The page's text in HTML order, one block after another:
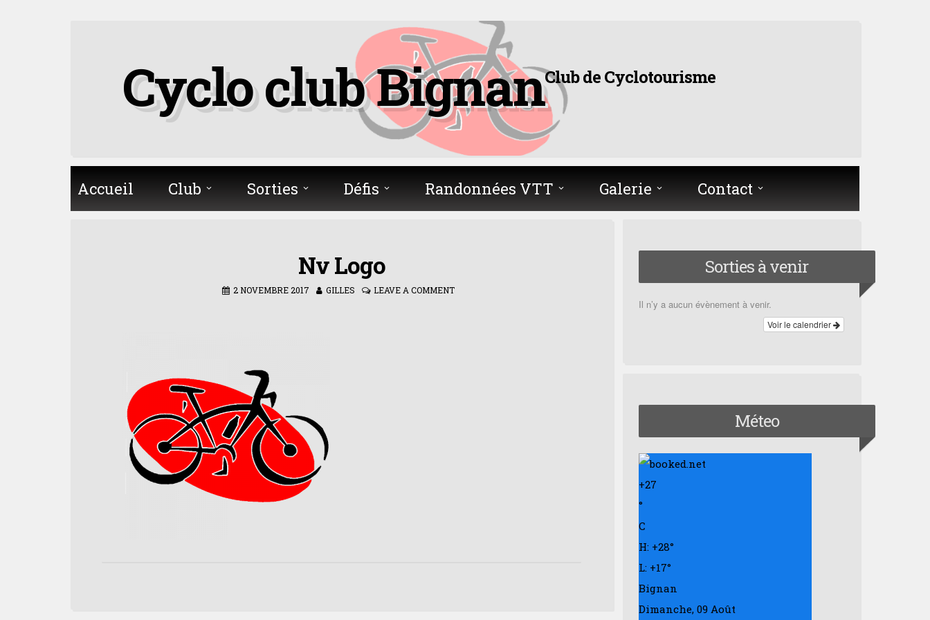
Cyclo club BignanClub de Cyclotourisme
Accueil Club Sorties Défis Randonnées VTT Galerie Contact
Nv Logo
2 NOVEMBRE 2017 GILLES LEAVE A COMMENT
Sorties à venir
Il n’y a aucun évènement à venir.
Voir le calendrier
Méteo
+27
°
C
H: +28°
L: +17°
Bignan
Dimanche, 09 Août